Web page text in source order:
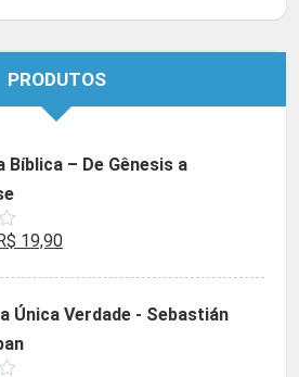
PRODUTOS
Bíblica – De Gênesis a
35,90.
19,90O
é:
Única Verdade - Sebastián